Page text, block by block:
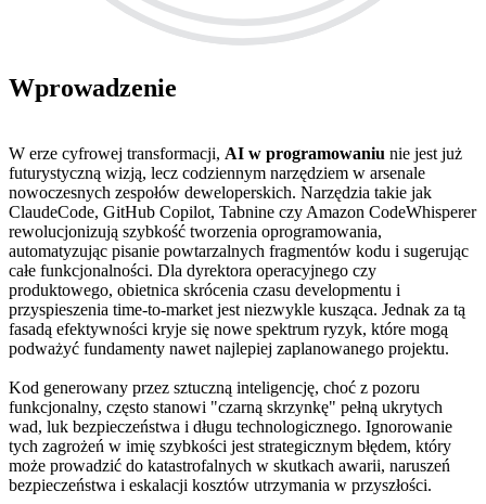
Wprowadzenie
W erze cyfrowej transformacji, AI w programowaniu nie jest już
futurystyczną wizją, lecz codziennym narzędziem w arsenale
nowoczesnych zespołów deweloperskich. Narzędzia takie jak
ClaudeCode, GitHub Copilot, Tabnine czy Amazon CodeWhisperer
rewolucjonizują szybkość tworzenia oprogramowania,
automatyzując pisanie powtarzalnych fragmentów kodu i sugerując
całe funkcjonalności. Dla dyrektora operacyjnego czy
produktowego, obietnica skrócenia czasu developmentu i
przyspieszenia time-to-market jest niezwykle kusząca. Jednak za tą
fasadą efektywności kryje się nowe spektrum ryzyk, które mogą
podważyć fundamenty nawet najlepiej zaplanowanego projektu.
Kod generowany przez sztuczną inteligencję, choć z pozoru
funkcjonalny, często stanowi "czarną skrzynkę" pełną ukrytych
wad, luk bezpieczeństwa i długu technologicznego. Ignorowanie
tych zagrożeń w imię szybkości jest strategicznym błędem, który
może prowadzić do katastrofalnych w skutkach awarii, naruszeń
bezpieczeństwa i eskalacji kosztów utrzymania w przyszłości.